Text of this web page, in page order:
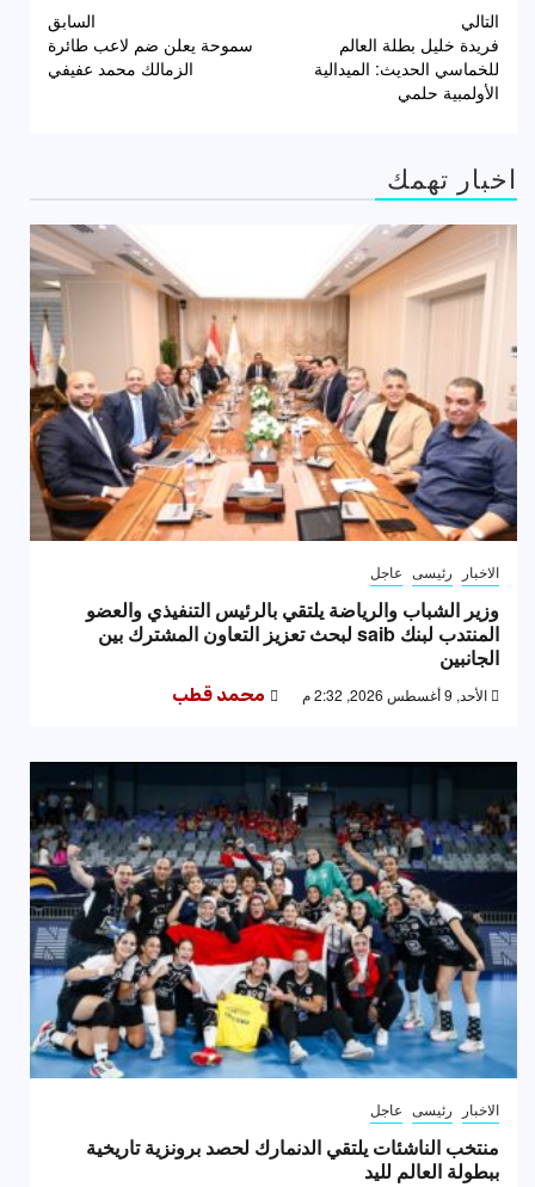
تصفّح
المقالات
السابق
سموحة يعلن ضم لاعب طائرة
الزمالك محمد عفيفي
التالي
فريدة خليل بطلة العالم
للخماسي الحديث: الميدالية
الأولمبية حلمي
اخبار تهمك
الاخبار رئيسى عاجل
وزير الشباب والرياضة يلتقي بالرئيس التنفيذي والعضو
المنتدب لبنك saib لبحث تعزيز التعاون المشترك بين
الجانبين
الأحد, 9 أغسطس 2026, 2:32 م محمد قطب
الاخبار رئيسى عاجل
منتخب الناشئات يلتقي الدنمارك لحصد برونزية تاريخية
ببطولة العالم لليد